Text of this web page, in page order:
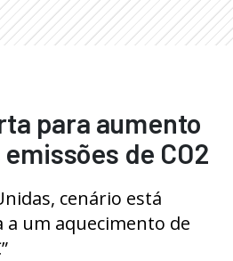
para aumento
de CO2
cenário está
a um aquecimento de